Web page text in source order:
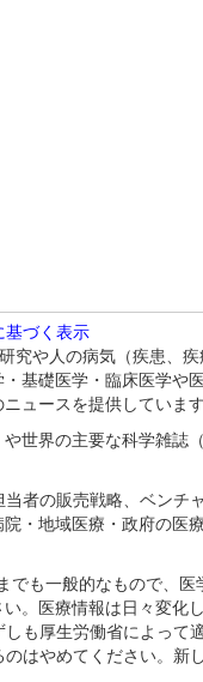
基づく表示
や人の病気（疾患、
基礎医学・臨床医学や
ュースを提供しています
世界の主要な科学雑誌
の販売戦略、ベンチ
・地域医療・政府の医
も一般的なもので、
。医療情報は日々変
も厚生労働省によっ
はやめてください。